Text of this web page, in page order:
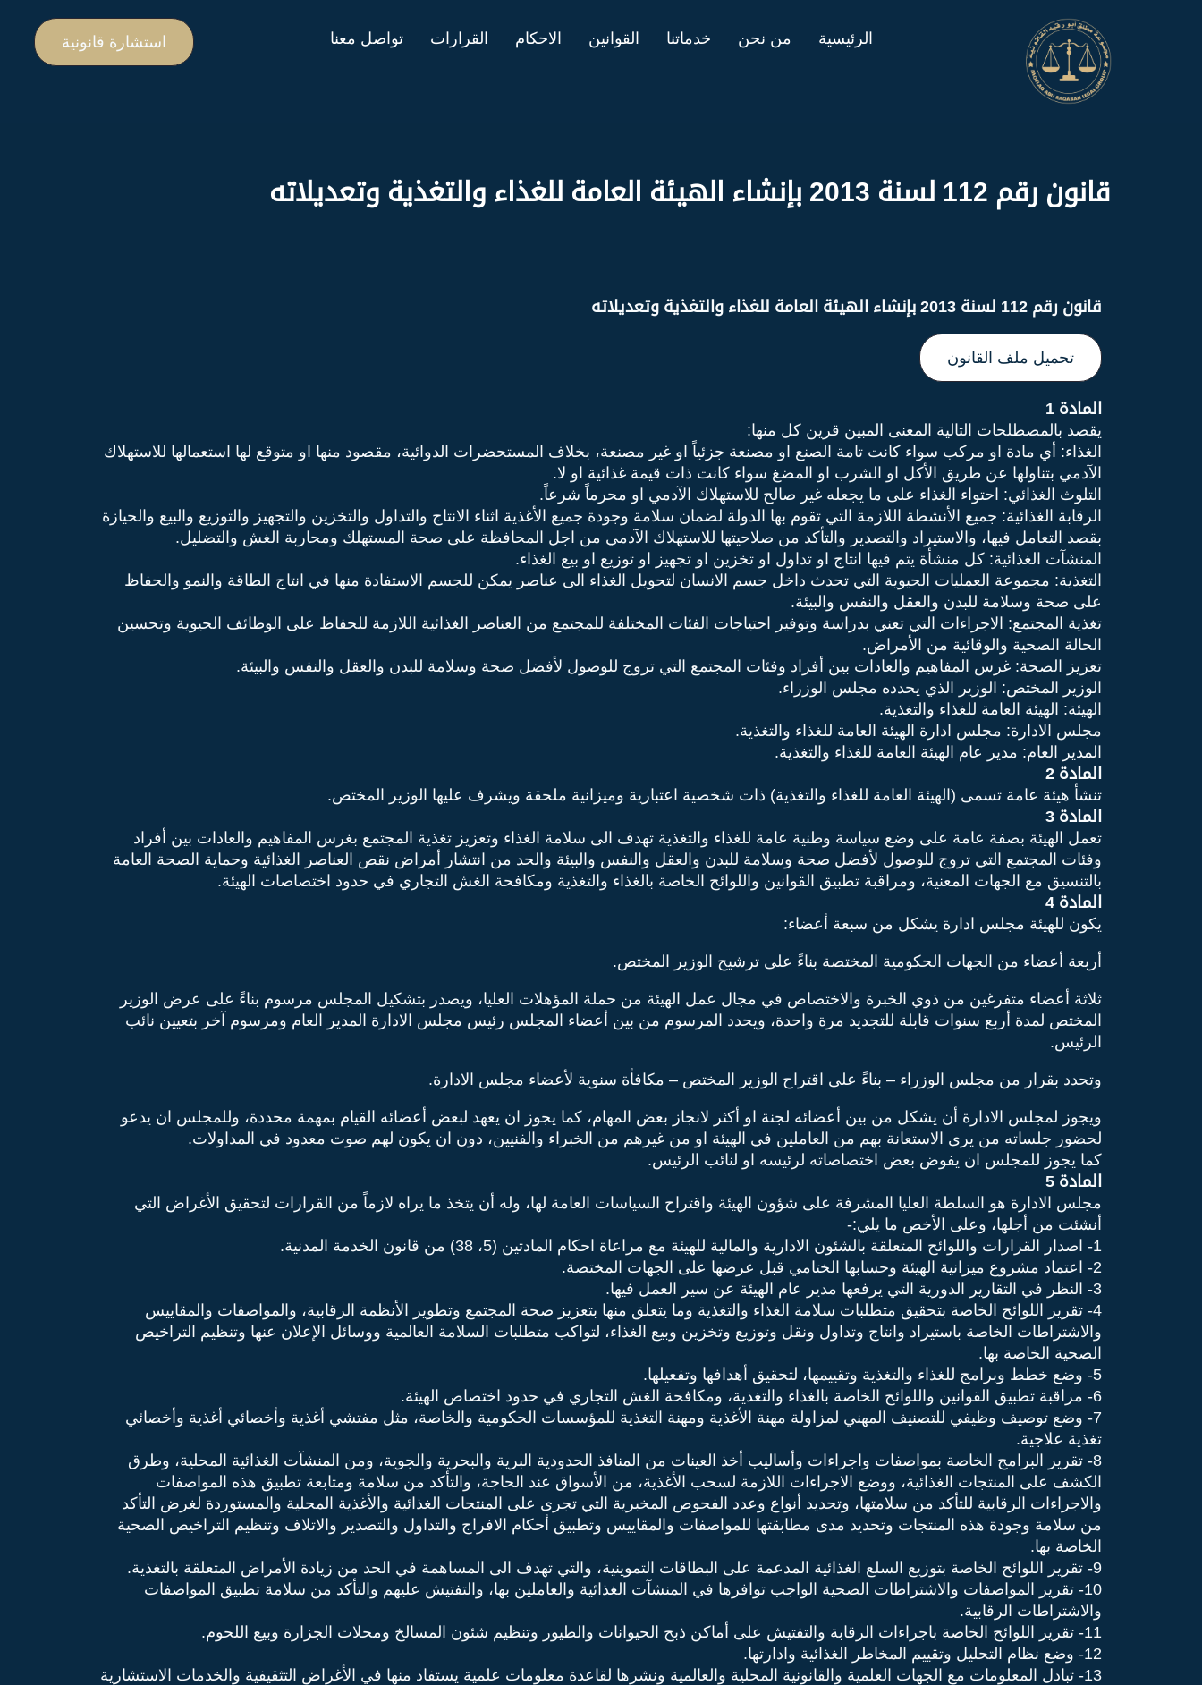
الرئيسية من نحن خدماتنا القوانين الاحكام القرارات تواصل معنا استشارة قانونية
قانون رقم 112 لسنة 2013 بإنشاء الهيئة العامة للغذاء والتغذية وتعديلاته
قانون رقم 112 لسنة 2013 بإنشاء الهيئة العامة للغذاء والتغذية وتعديلاته
تحميل ملف القانون
المادة 1
يقصد بالمصطلحات التالية المعنى المبين قرين كل منها:
الغذاء: أي مادة او مركب سواء كانت تامة الصنع او مصنعة جزئياً او غير مصنعة، بخلاف المستحضرات الدوائية، مقصود منها او متوقع لها استعمالها للاستهلاك
الآدمي بتناولها عن طريق الأكل او الشرب او المضغ سواء كانت ذات قيمة غذائية او لا.
التلوث الغذائي: احتواء الغذاء على ما يجعله غير صالح للاستهلاك الآدمي او محرماً شرعاً.
الرقابة الغذائية: جميع الأنشطة اللازمة التي تقوم بها الدولة لضمان سلامة وجودة جميع الأغذية اثناء الانتاج والتداول والتخزين والتجهيز والتوزيع والبيع والحيازة
بقصد التعامل فيها، والاستيراد والتصدير والتأكد من صلاحيتها للاستهلاك الآدمي من اجل المحافظة على صحة المستهلك ومحاربة الغش والتضليل.
المنشآت الغذائية: كل منشأة يتم فيها انتاج او تداول او تخزين او تجهيز او توزيع او بيع الغذاء.
التغذية: مجموعة العمليات الحيوية التي تحدث داخل جسم الانسان لتحويل الغذاء الى عناصر يمكن للجسم الاستفادة منها في انتاج الطاقة والنمو والحفاظ
على صحة وسلامة للبدن والعقل والنفس والبيئة.
تغذية المجتمع: الاجراءات التي تعني بدراسة وتوفير احتياجات الفئات المختلفة للمجتمع من العناصر الغذائية اللازمة للحفاظ على الوظائف الحيوية وتحسين
الحالة الصحية والوقائية من الأمراض.
تعزيز الصحة: غرس المفاهيم والعادات بين أفراد وفئات المجتمع التي تروج للوصول لأفضل صحة وسلامة للبدن والعقل والنفس والبيئة.
الوزير المختص: الوزير الذي يحدده مجلس الوزراء.
الهيئة: الهيئة العامة للغذاء والتغذية.
مجلس الادارة: مجلس ادارة الهيئة العامة للغذاء والتغذية.
المدير العام: مدير عام الهيئة العامة للغذاء والتغذية.
المادة 2
تنشأ هيئة عامة تسمى (الهيئة العامة للغذاء والتغذية) ذات شخصية اعتبارية وميزانية ملحقة ويشرف عليها الوزير المختص.
المادة 3
تعمل الهيئة بصفة عامة على وضع سياسة وطنية عامة للغذاء والتغذية تهدف الى سلامة الغذاء وتعزيز تغذية المجتمع بغرس المفاهيم والعادات بين أفراد
وفئات المجتمع التي تروج للوصول لأفضل صحة وسلامة للبدن والعقل والنفس والبيئة والحد من انتشار أمراض نقص العناصر الغذائية وحماية الصحة العامة
بالتنسيق مع الجهات المعنية، ومراقبة تطبيق القوانين واللوائح الخاصة بالغذاء والتغذية ومكافحة الغش التجاري في حدود اختصاصات الهيئة.
المادة 4
يكون للهيئة مجلس ادارة يشكل من سبعة أعضاء:
أربعة أعضاء من الجهات الحكومية المختصة بناءً على ترشيح الوزير المختص.
ثلاثة أعضاء متفرغين من ذوي الخبرة والاختصاص في مجال عمل الهيئة من حملة المؤهلات العليا، ويصدر بتشكيل المجلس مرسوم بناءً على عرض الوزير
المختص لمدة أربع سنوات قابلة للتجديد مرة واحدة، ويحدد المرسوم من بين أعضاء المجلس رئيس مجلس الادارة المدير العام ومرسوم آخر بتعيين نائب
الرئيس.
وتحدد بقرار من مجلس الوزراء – بناءً على اقتراح الوزير المختص – مكافأة سنوية لأعضاء مجلس الادارة.
ويجوز لمجلس الادارة أن يشكل من بين أعضائه لجنة او أكثر لانجاز بعض المهام، كما يجوز ان يعهد لبعض أعضائه القيام بمهمة محددة، وللمجلس ان يدعو
لحضور جلساته من يرى الاستعانة بهم من العاملين في الهيئة او من غيرهم من الخبراء والفنيين، دون ان يكون لهم صوت معدود في المداولات.
كما يجوز للمجلس ان يفوض بعض اختصاصاته لرئيسه او لنائب الرئيس.
المادة 5
مجلس الادارة هو السلطة العليا المشرفة على شؤون الهيئة واقتراح السياسات العامة لها، وله أن يتخذ ما يراه لازماً من القرارات لتحقيق الأغراض التي
أنشئت من أجلها، وعلى الأخص ما يلي:-
1- اصدار القرارات واللوائح المتعلقة بالشئون الادارية والمالية للهيئة مع مراعاة احكام المادتين (5، 38) من قانون الخدمة المدنية.
2- اعتماد مشروع ميزانية الهيئة وحسابها الختامي قبل عرضها على الجهات المختصة.
3- النظر في التقارير الدورية التي يرفعها مدير عام الهيئة عن سير العمل فيها.
4- تقرير اللوائح الخاصة بتحقيق متطلبات سلامة الغذاء والتغذية وما يتعلق منها بتعزيز صحة المجتمع وتطوير الأنظمة الرقابية، والمواصفات والمقاييس
والاشتراطات الخاصة باستيراد وانتاج وتداول ونقل وتوزيع وتخزين وبيع الغذاء، لتواكب متطلبات السلامة العالمية ووسائل الإعلان عنها وتنظيم التراخيص
الصحية الخاصة بها.
5- وضع خطط وبرامج للغذاء والتغذية وتقييمها، لتحقيق أهدافها وتفعيلها.
6- مراقبة تطبيق القوانين واللوائح الخاصة بالغذاء والتغذية، ومكافحة الغش التجاري في حدود اختصاص الهيئة.
7- وضع توصيف وظيفي للتصنيف المهني لمزاولة مهنة الأغذية ومهنة التغذية للمؤسسات الحكومية والخاصة، مثل مفتشي أغذية وأخصائي أغذية وأخصائي
تغذية علاجية.
8- تقرير البرامج الخاصة بمواصفات واجراءات وأساليب أخذ العينات من المنافذ الحدودية البرية والبحرية والجوية، ومن المنشآت الغذائية المحلية، وطرق
الكشف على المنتجات الغذائية، ووضع الاجراءات اللازمة لسحب الأغذية، من الأسواق عند الحاجة، والتأكد من سلامة ومتابعة تطبيق هذه المواصفات
والاجراءات الرقابية للتأكد من سلامتها، وتحديد أنواع وعدد الفحوص المخبرية التي تجرى على المنتجات الغذائية والأغذية المحلية والمستوردة لغرض التأكد
من سلامة وجودة هذه المنتجات وتحديد مدى مطابقتها للمواصفات والمقاييس وتطبيق أحكام الافراج والتداول والتصدير والاتلاف وتنظيم التراخيص الصحية
الخاصة بها.
9- تقرير اللوائح الخاصة بتوزيع السلع الغذائية المدعمة على البطاقات التموينية، والتي تهدف الى المساهمة في الحد من زيادة الأمراض المتعلقة بالتغذية.
10- تقرير المواصفات والاشتراطات الصحية الواجب توافرها في المنشآت الغذائية والعاملين بها، والتفتيش عليهم والتأكد من سلامة تطبيق المواصفات
والاشتراطات الرقابية.
11- تقرير اللوائح الخاصة باجراءات الرقابة والتفتيش على أماكن ذبح الحيوانات والطيور وتنظيم شئون المسالخ ومحلات الجزارة وبيع اللحوم.
12- وضع نظام التحليل وتقييم المخاطر الغذائية وادارتها.
13- تبادل المعلومات مع الجهات العلمية والقانونية المحلية والعالمية ونشرها لقاعدة معلومات علمية يستفاد منها في الأغراض التثقيفية والخدمات الاستشارية